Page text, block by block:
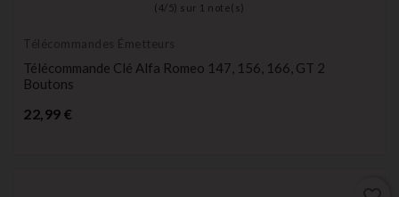
( 4/ 5) sur 1 note(s)
Télécommandes Émetteurs
Télécommande Clé Alfa Romeo 147, 156, 166, GT 2
Boutons
22,99 €